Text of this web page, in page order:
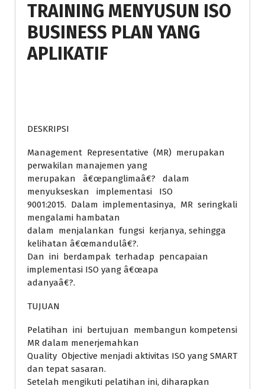
TRAINING MENYUSUN ISO
BUSINESS PLAN YANG
APLIKATIF
DESKRIPSI
Management Representative (MR) merupakan
perwakilan manajemen yang
merupakan â€œpanglimaâ€? dalam
menyukseskan implementasi ISO
9001:2015. Dalam implementasinya, MR seringkali
mengalami hambatan
dalam menjalankan fungsi kerjanya, sehingga
kelihatan â€œmandulâ€?.
Dan ini berdampak terhadap pencapaian
implementasi ISO yang â€œapa
adanyaâ€?.
TUJUAN
Pelatihan ini bertujuan membangun kompetensi
MR dalam menerjemahkan
Quality Objective menjadi aktivitas ISO yang SMART
dan tepat sasaran.
Setelah mengikuti pelatihan ini, diharapkan